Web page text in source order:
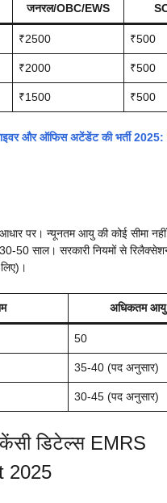
जनरल/OBC/EWS
₹2500 ₹500
₹2000 ₹500
₹1500 ₹500
और ऑफिस अटेंडेंट की भर्ती
पर। न्यूनतम आयु की कोई सीमा
50 साल। सरकारी नियमों से
अधिकतम आयु
50
35-40 (पद अनुसार)
30-45 (पद अनुसार)
डिटेल्स EMRS
2025